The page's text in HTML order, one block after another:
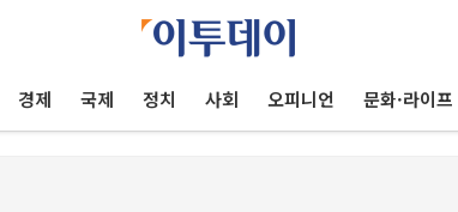
경제 국제 정치 사회 오피니언 문화·라이프